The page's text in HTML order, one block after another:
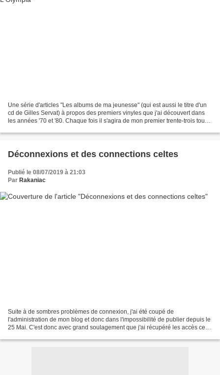
Une série d'articles "Les albums de ma jeunesse" (qui est aussi le titre d'un
cd de Gilles Servat) à propos des premiers vinyles que j'ai découvert dans
les années '70 et '80. Chaque fois il s'agira de mon premier trente-trois tours
Déconnexions et des connections celtes
Publié le 08/07/2019 à 21:03
Par Rakaniac
Suite à de sombres problèmes de connexion, j'ai été coupé de
l'administration de mon blog et donc dans l'impossibilité de publier depuis le
25 Mai. C'est donc avec grand soulagement que j'ai récupéré les accès ce